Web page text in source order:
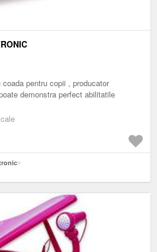
pentru copii , producator
demonstra perfect abilitatile